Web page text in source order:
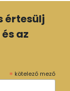
értesülj
az
* kötelező mező